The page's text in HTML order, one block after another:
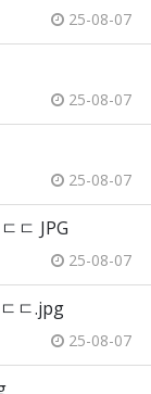
25-08-07
25-08-07
25-08-07
ㄷ JPG
25-08-07
ㄷ.jpg
25-08-07